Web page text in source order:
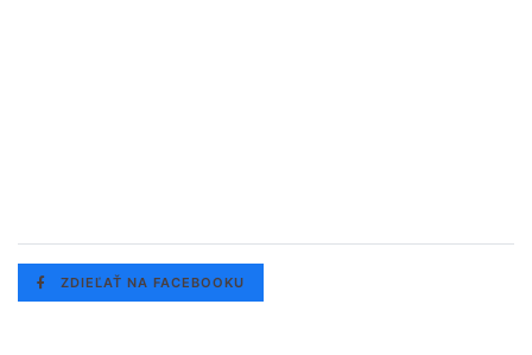
ZDIEĽAŤ NA FACEBOOKU